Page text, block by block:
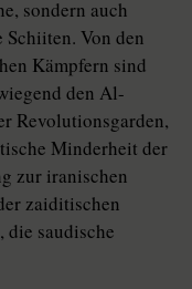
sondern auch
Von den
Kämpfern sind
den Al-
Revolu­tions­garden,
Minderheit der
zur iranischen
zaiditischen
die saudische